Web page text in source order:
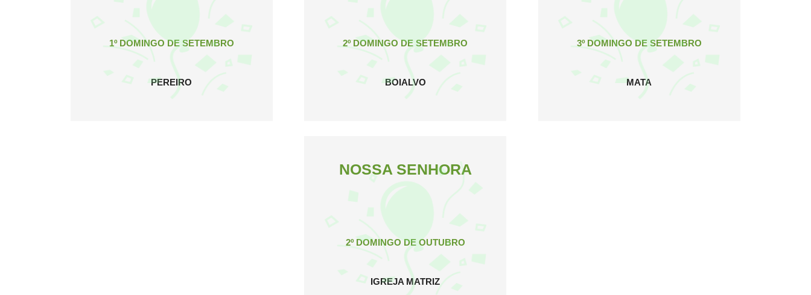
1º DOMINGO DE SETEMBRO
PEREIRO
2º DOMINGO DE SETEMBRO
BOIALVO
3º DOMINGO DE SETEMBRO
MATA
NOSSA SENHORA
2º DOMINGO DE OUTUBRO
IGREJA MATRIZ